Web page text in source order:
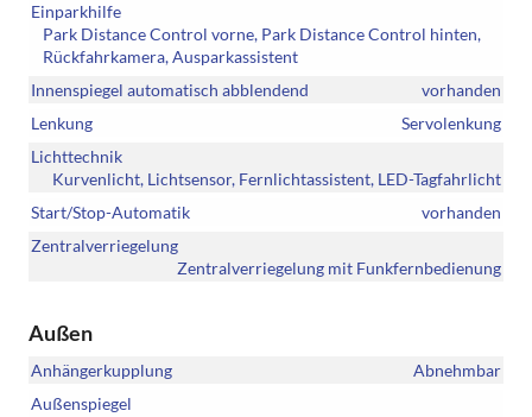
Einparkhilfe
Park Distance Control vorne, Park Distance Control hinten,
Rückfahrkamera, Ausparkassistent
Innenspiegel automatisch abblendend
vorhanden
Lenkung
Servolenkung
Lichttechnik
Kurvenlicht, Lichtsensor, Fernlichtassistent, LED-Tagfahrlicht
Start/Stop-Automatik
vorhanden
Zentralverriegelung
Zentralverriegelung mit Funkfernbedienung
Außen
Anhängerkupplung
Abnehmbar
Außenspiegel